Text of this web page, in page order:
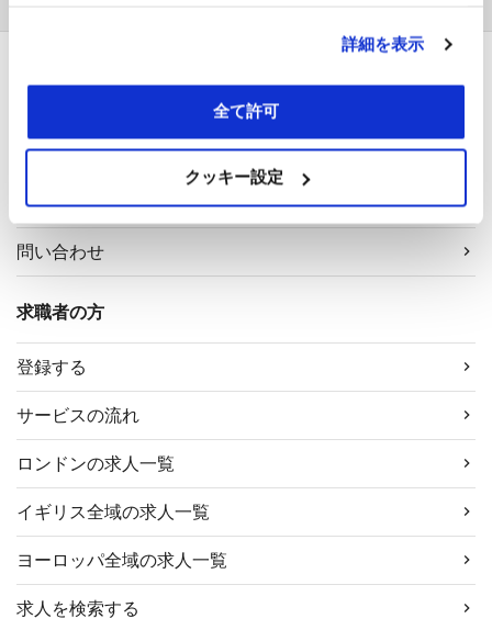
詳細を表示
全て許可
クッキー設定
採用担当者様へ
サービス案内
問い合わせ
求職者の方
登録する
サービスの流れ
ロンドンの求人一覧
イギリス全域の求人一覧
ヨーロッパ全域の求人一覧
求人を検索する